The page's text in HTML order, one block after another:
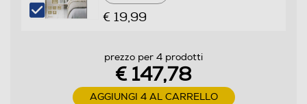
€ 19,99
prezzo per 4 prodotti
€ 147,78
AGGIUNGI 4 AL CARRELLO